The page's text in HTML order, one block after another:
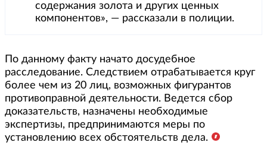
содержания золота и других ценных
компонентов», — рассказали в полиции.
По данному факту начато досудебное
расследование. Следствием отрабатывается круг
более чем из 20 лиц, возможных фигурантов
противоправной деятельности. Ведется сбор
доказательств, назначены необходимые
экспертизы, предпринимаются меры по
установлению всех обстоятельств дела.